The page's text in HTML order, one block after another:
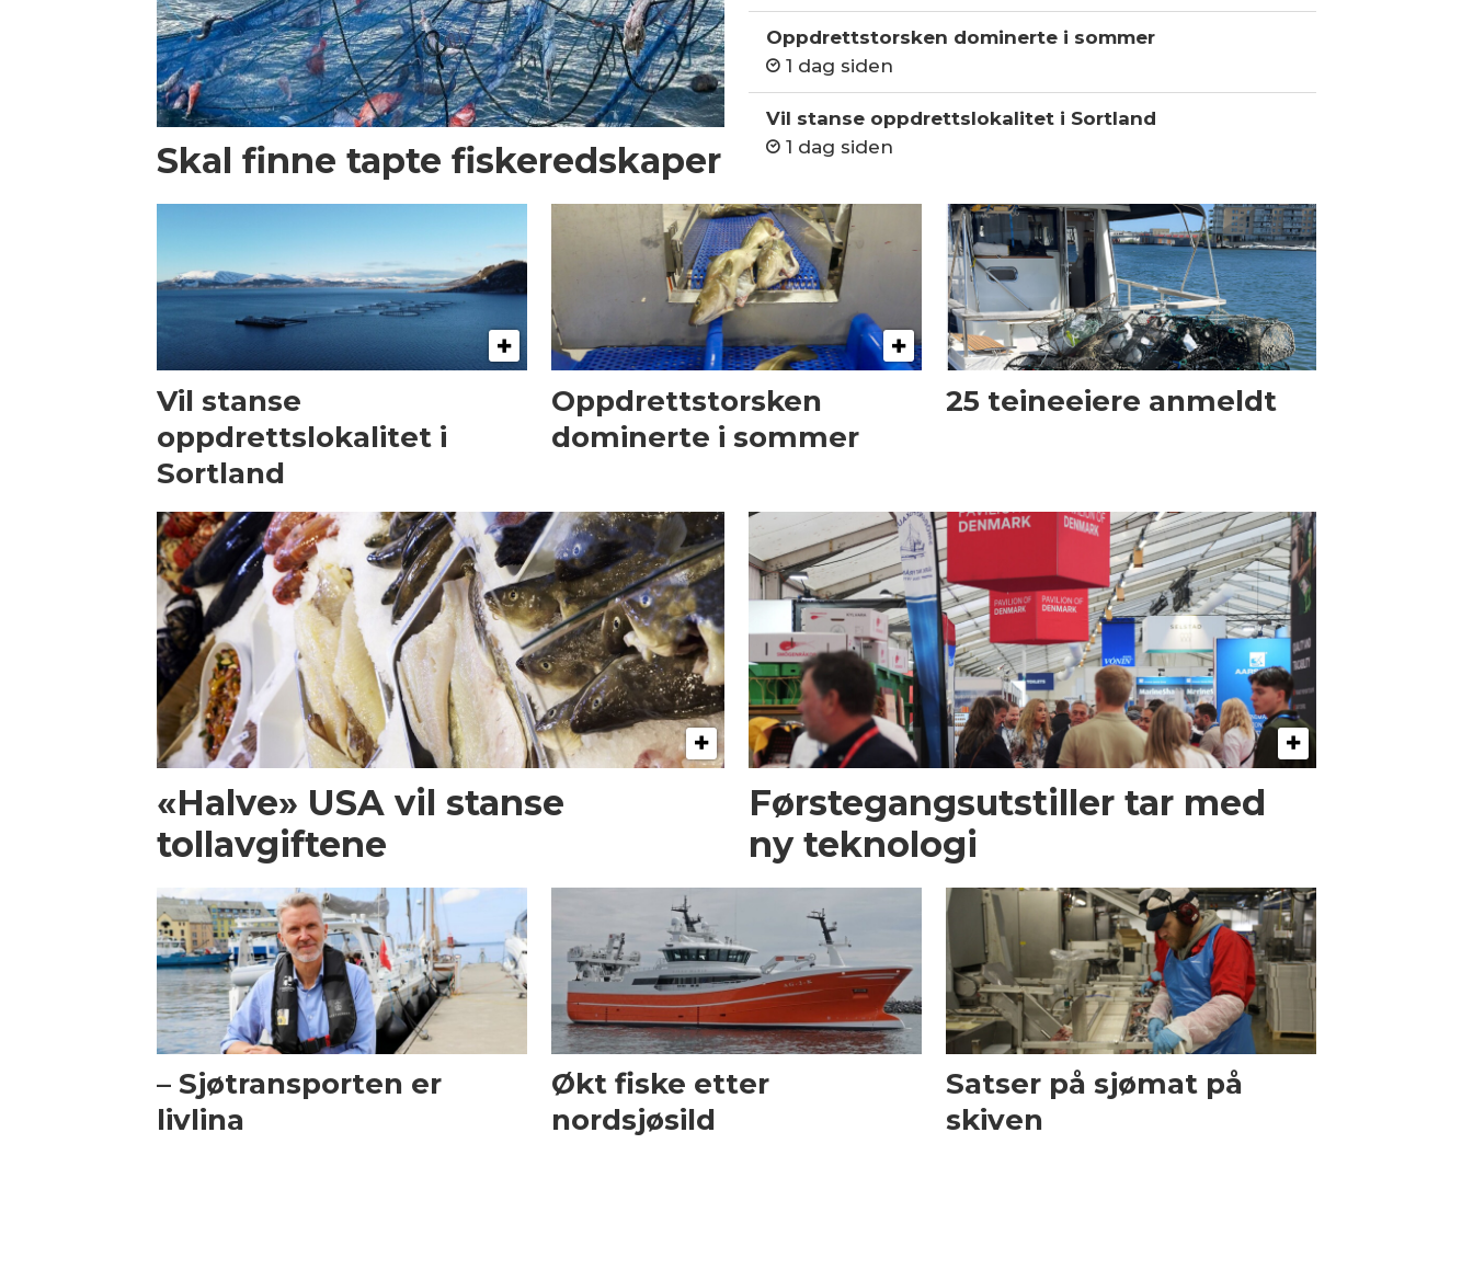
Skal finne tapte fiskeredskaper
Oppdrettstorsken dominerte i sommer
1 dag siden
Vil stanse oppdrettslokalitet i Sortland
1 dag siden
Vil stanse
oppdrettslokalitet i
Sortland
Oppdrettstorsken
dominerte i sommer
25 teineeiere anmeldt
«Halve» USA vil stanse
tollavgiftene
Førstegangsutstiller tar med
ny teknologi
– Sjøtransporten er
livlina
Økt fiske etter
nordsjøsild
Satser på sjømat på
skiven